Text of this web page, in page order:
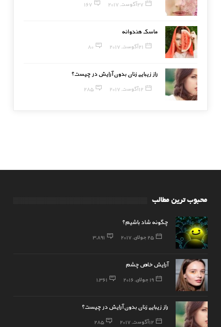
27 آگوست, 2017 167
ماسک هندوانه
21 آگوست, 2017 80
راز زیبایی زنان بدون آرایش در چیست؟
12 آگوست, 2017 285
محبوب ترین مطالب
چگونه شاد باشیم؟
25 جولای, 2017 3,891
آرایش خاص چشم
19 جولای, 2016 1,361
راز زیبایی زنان بدون آرایش در چیست؟
12 آگوست, 2017 285